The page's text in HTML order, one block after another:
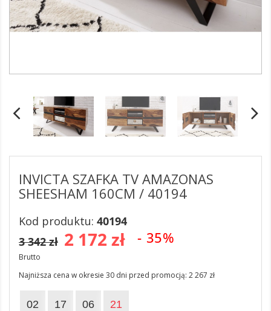
INVICTA SZAFKA TV AMAZONAS
SHEESHAM 160CM / 40194
Kod produktu: 40194
2 172 zł - 35%
3 342 zł
Brutto
Najniższa cena w okresie 30 dni przed promocją: 2 267 zł
02 17 06 21